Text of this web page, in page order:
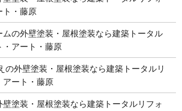
ト・藤原
ムの外壁塗装・屋根塗装なら建築トータル
・アート・藤原
の外壁塗装・屋根塗装なら建築トータルリ
アート・藤原
塗装・屋根塗装なら建築トータルリフォ